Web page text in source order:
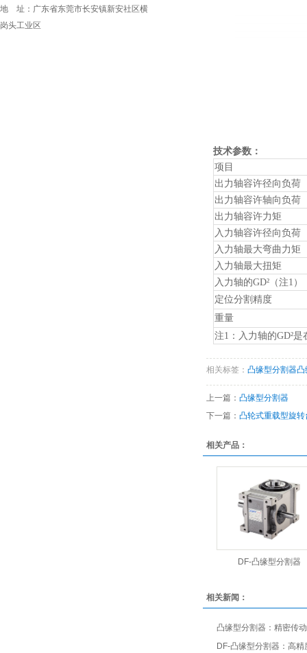
地 址：广东省东莞市长安镇新安社区横
岗头工业区
技术参数：
项目
出力轴容许径向负荷
出力轴容许轴向负荷
出力轴容许力矩
入力轴容许径向负荷
入力轴最大弯曲力矩
入力轴最大扭矩
入力轴的GD²（注1）
定位分割精度
重量
注1：入力轴的GD²
相关标签： 凸缘型分割器凸
上一篇： 凸缘型分割器
下一篇： 凸轮式重载型旋转
相关产品：
DF-凸缘型分割器
相关新闻：
凸缘型分割器：精密传
DF-凸缘型分割器：高